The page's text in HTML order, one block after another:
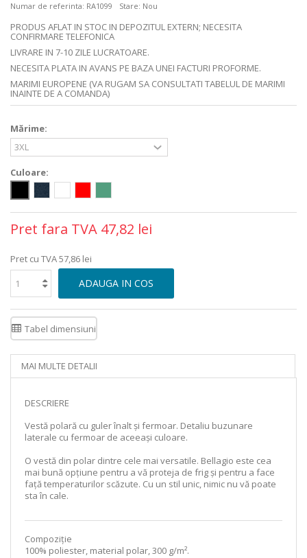
Numar de referinta: RA1099 Stare: Nou
PRODUS AFLAT IN STOC IN DEPOZITUL EXTERN; NECESITA
CONFIRMARE TELEFONICA
LIVRARE IN 7-10 ZILE LUCRATOARE.
NECESITA PLATA IN AVANS PE BAZA UNEI FACTURI PROFORME.
MARIMI EUROPENE (VA RUGAM SA CONSULTATI TABELUL DE MARIMI
INAINTE DE A COMANDA)
Mărime:
Culoare:
Pret fara TVA 47,82 lei
Pret cu TVA57,86 lei
ADAUGA IN COS
Tabel dimensiuni
MAI MULTE DETALII
DESCRIERE
Vestă polară cu guler înalt și fermoar. Detaliu buzunare
laterale cu fermoar de aceeași culoare.
O vestă din polar dintre cele mai versatile. Bellagio este cea
mai bună opțiune pentru a vă proteja de frig și pentru a face
față temperaturilor scăzute. Cu un stil unic, nimic nu vă poate
sta în cale.
Compoziție
100% poliester, material polar, 300 g/m².